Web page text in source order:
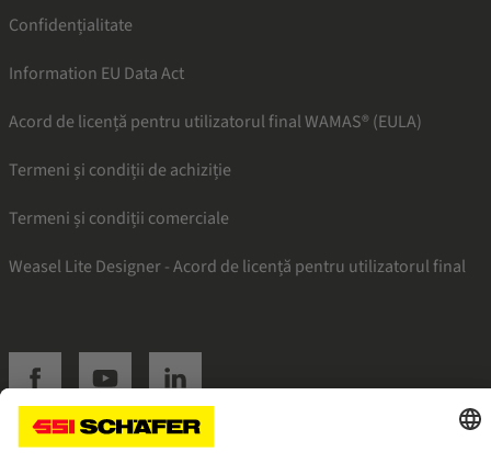
Confidențialitate
Information EU Data Act
Acord de licență pentru utilizatorul final WAMAS® (EULA)
Termeni și condiții de achiziție
Termeni și condiții comerciale
Weasel Lite Designer - Acord de licență pentru utilizatorul final
SSI facebookSSI youtubeSSI linkedin